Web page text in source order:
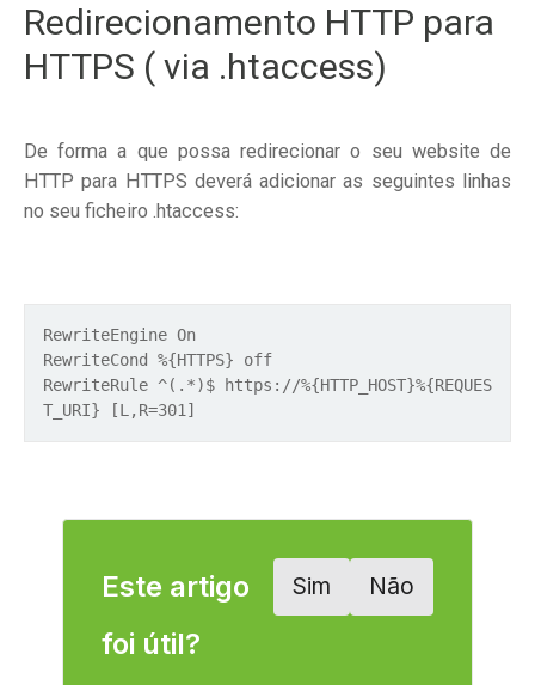
Redirecionamento HTTP para
HTTPS ( via .htaccess)
De forma a que possa redirecionar o seu website de
HTTP para HTTPS deverá adicionar as seguintes linhas
no seu ficheiro .htaccess:
RewriteEngine On
RewriteCond %{HTTPS} off
RewriteRule ^(.*)$ https://%{HTTP_HOST}%{REQUES
T_URI} [L,R=301]
Este artigo
foi útil?
Sim Não